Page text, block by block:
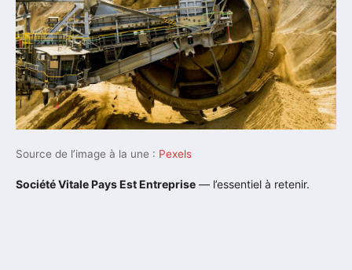
Source de l’image à la une : Pexels
Société Vitale Pays Est Entreprise — l’essentiel à retenir.